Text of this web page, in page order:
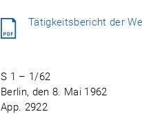
Tätigkeitsbericht der
S 1 – 1/62
Berlin, den 8. Mai 1962
App. 2922